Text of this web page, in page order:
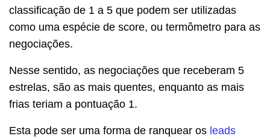
classificação de 1 a 5 que podem ser utilizadas
como uma espécie de score, ou termômetro para as
negociações.
Nesse sentido, as negociações que receberam 5
estrelas, são as mais quentes, enquanto as mais
frias teriam a pontuação 1.
Esta pode ser uma forma de ranquear os leads